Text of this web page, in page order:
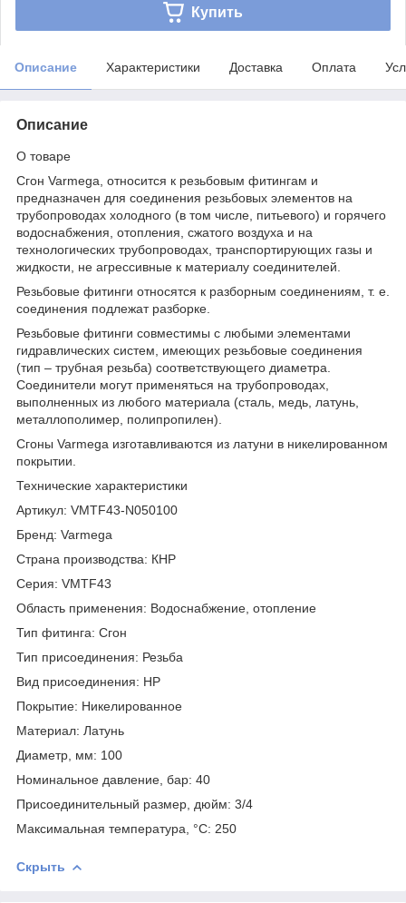
Купить
Описание Характеристики Доставка Оплата
Описание
О товаре
Сгон Varmega, относится к резьбовым фитингам и
предназначен для соединения резьбовых элементов на
трубопроводах холодного (в том числе, питьевого) и горячего
водоснабжения, отопления, сжатого воздуха и на
технологических трубопроводах, транспортирующих газы и
жидкости, не агрессивные к материалу соединителей.
Резьбовые фитинги относятся к разборным соединениям, т. е.
соединения подлежат разборке.
Резьбовые фитинги совместимы с любыми элементами
гидравлических систем, имеющих резьбовые соединения
(тип – трубная резьба) соответствующего диаметра.
Соединители могут применяться на трубопроводах,
выполненных из любого материала (сталь, медь, латунь,
металлополимер, полипропилен).
Сгоны Varmega изготавливаются из латуни в никелированном
покрытии.
Технические характеристики
Артикул: VMTF43-N050100
Бренд: Varmega
Страна производства: КНР
Серия: VMTF43
Область применения: Водоснабжение, отопление
Тип фитинга: Сгон
Тип присоединения: Резьба
Вид присоединения: НР
Покрытие: Никелированное
Материал: Латунь
Диаметр, мм: 100
Номинальное давление, бар: 40
Присоединительный размер, дюйм: 3/4
Максимальная температура, °С: 250
Скрыть